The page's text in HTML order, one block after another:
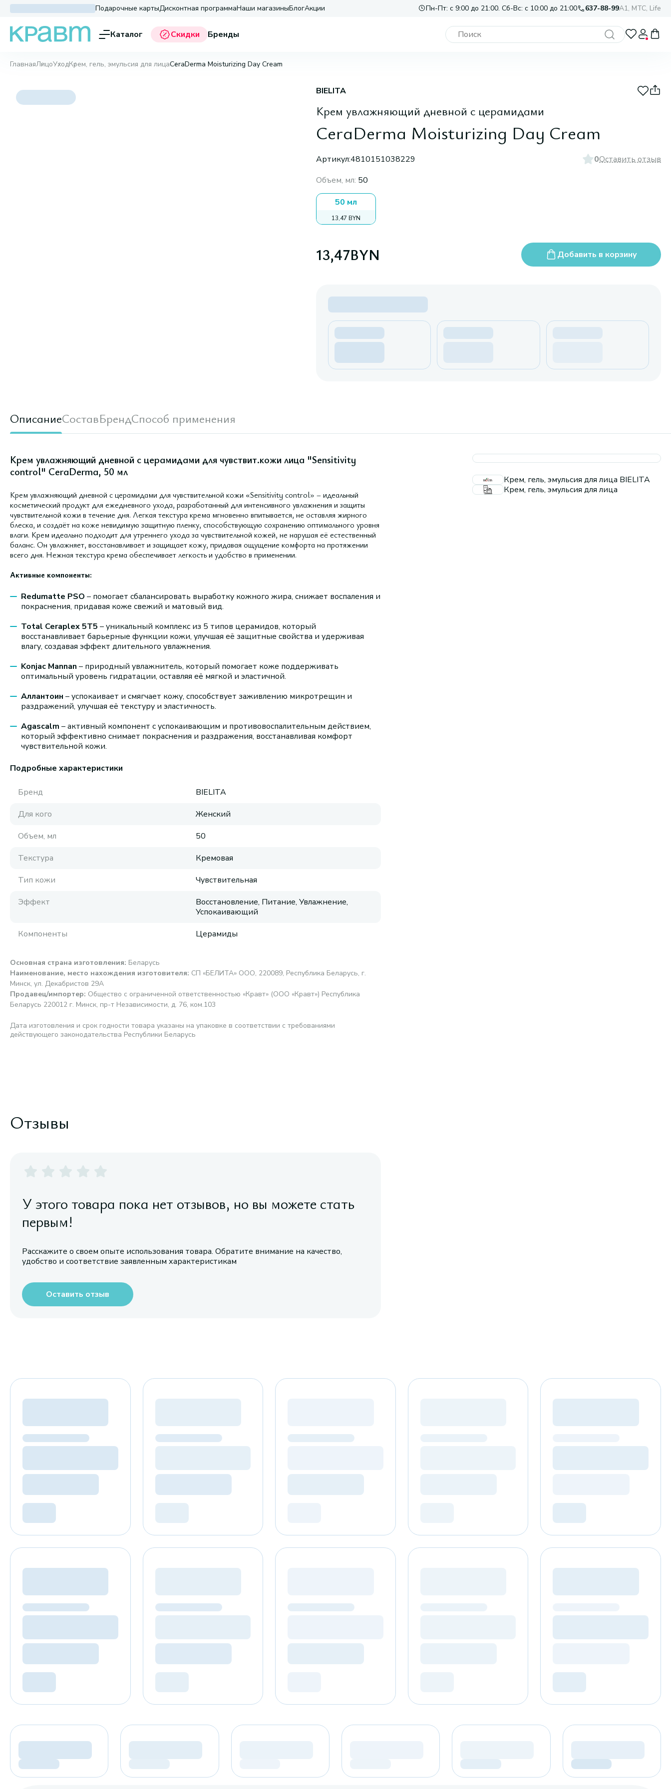
Подарочные картыДисконтная программаНаши магазиныБлогАкции Пн-Пт: с 9:00 до 21:00. Сб-Вс: с 10:00 до 21:00 637-88-99A1, МТС, Life
Каталог Скидки Бренды
ГлавнаяЛицоУходКрем, гель, эмульсия для лицаCeraDerma Moisturizing Day Cream
BIELITA
Крем увлажняющий дневной с церамидами
CeraDerma Moisturizing Day Cream
Артикул:4810151038229 0Оставить отзыв
Объем, мл: 50
50 мл
13,47 BYN
13,47BYN Добавить в корзину
ОписаниеСоставБрендСпособ применения
Крем увлажняющий дневной с церамидами для чувствит.кожи лица "Sensitivity
control" CeraDermа, 50 мл
Крем увлажняющий дневной с церамидами для чувствительной кожи «Sensitivity control» – идеальный
косметический продукт для ежедневного ухода, разработанный для интенсивного увлажнения и защиты
чувствительной кожи в течение дня. Легкая текстура крема мгновенно впитывается, не оставляя жирного
блеска, и создаёт на коже невидимую защитную пленку, способствующую сохранению оптимального уровня
влаги. Крем идеально подходит для утреннего ухода за чувствительной кожей, не нарушая её естественный
баланс. Он увлажняет, восстанавливает и защищает кожу, придавая ощущение комфорта на протяжении
всего дня. Нежная текстура крема обеспечивает легкость и удобство в применении.
Активные компоненты:
Redumatte PSO – помогает сбалансировать выработку кожного жира, снижает воспаления и
покраснения, придавая коже свежий и матовый вид.
Total Ceraplex 5T5 – уникальный комплекс из 5 типов церамидов, который
восстанавливает барьерные функции кожи, улучшая её защитные свойства и удерживая
влагу, создавая эффект длительного увлажнения.
Konjac Mannan – природный увлажнитель, который помогает коже поддерживать
оптимальный уровень гидратации, оставляя её мягкой и эластичной.
Аллантоин – успокаивает и смягчает кожу, способствует заживлению микротрещин и
раздражений, улучшая её текстуру и эластичность.
Agascalm – активный компонент с успокаивающим и противовоспалительным действием,
который эффективно снимает покраснения и раздражения, восстанавливая комфорт
чувствительной кожи.
Подробные характеристики
Бренд
BIELITA
Для кого
Женский
Объем, мл
50
Текстура
Кремовая
Тип кожи
Чувствительная
Эффект
Восстановление, Питание, Увлажнение,
Успокаивающий
Компоненты
Церамиды
Основная страна изготовления: Беларусь
Наименование, место нахождения изготовителя: СП «БЕЛИТА» ООО, 220089, Республика Беларусь, г.
Минск, ул. Декабристов 29А
Продавец/импортер: Общество с ограниченной ответственностью «Кравт» (ООО «Кравт») Республика
Беларусь 220012 г. Минск, пр-т Независимости, д. 76, ком.103
Дата изготовления и срок годности товара указаны на упаковке в соответствии с требованиями
действующего законодательства Республики Беларусь
Крем, гель, эмульсия для лица BIELITA
Крем, гель, эмульсия для лица
Отзывы
У этого товара пока нет отзывов, но вы можете стать
первым!
Расскажите о своем опыте использования товара. Обратите внимание на качество,
удобство и соответствие заявленным характеристикам
Оставить отзыв